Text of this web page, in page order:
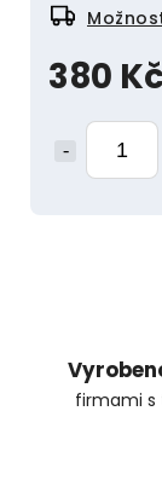
380
firmami s